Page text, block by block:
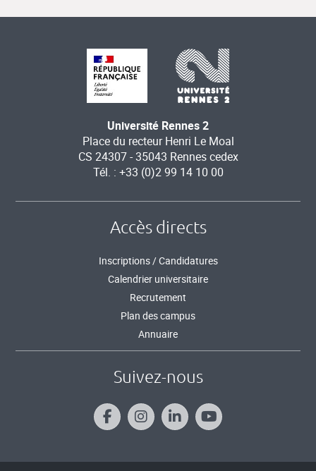
Université Rennes 2
Place du recteur Henri Le Moal
CS 24307 - 35043 Rennes cedex
Tél. : +33 (0)2 99 14 10 00
Accès directs
Inscriptions / Candidatures
Calendrier universitaire
Recrutement
Plan des campus
Annuaire
Suivez-nous